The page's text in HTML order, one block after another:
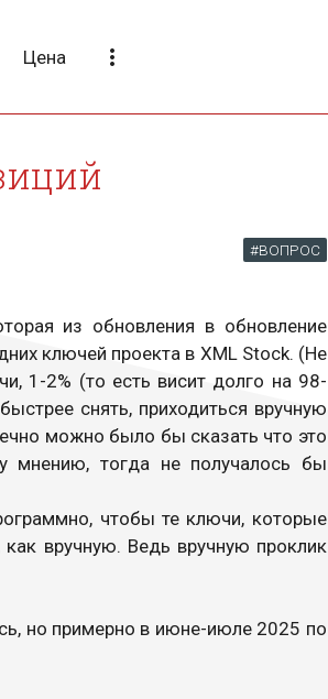
Цена more_vert
#ВОПРОС
из обновления в обновление
ключей проекта в XML Stock. (Не
1-2% (то есть висит долго на 98-
снять, приходиться вручную
можно было бы сказать что это
мнению, тогда не получалось бы
чтобы те ключи, которые
вручную. Ведь вручную проклик
но примерно в июне-июле 2025 по